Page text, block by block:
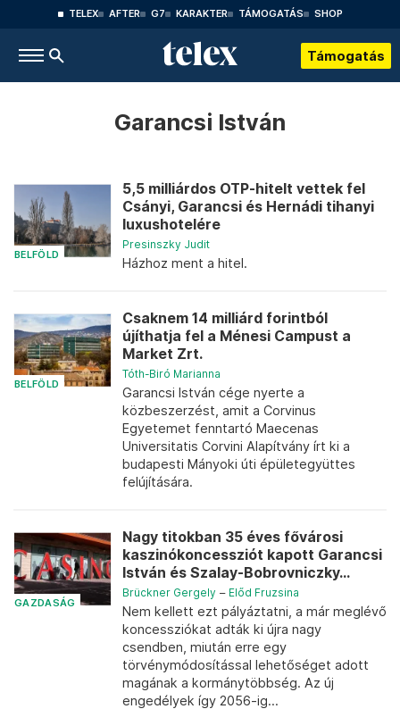
TELEX AFTER G7 KARAKTER TÁMOGATÁS SHOP
Támogatás
Garancsi István
BELFÖLD
5,5 milliárdos OTP-hitelt vettek fel
Csányi, Garancsi és Hernádi tihanyi
luxushotelére
Presinszky Judit
Házhoz ment a hitel.
BELFÖLD
Csaknem 14 milliárd forintból
újíthatja fel a Ménesi Campust a
Market Zrt.
Tóth-Biró Marianna
Garancsi István cége nyerte a
közbeszerzést, amit a Corvinus
Egyetemet fenntartó Maecenas
Universitatis Corvini Alapítvány írt ki a
budapesti Mányoki úti épületegyüttes
felújítására.
GAZDASÁG
Nagy titokban 35 éves fővárosi
kaszinókoncessziót kapott Garancsi
István és Szalay-Bobrovniczky...
Brückner Gergely – Előd Fruzsina
Nem kellett ezt pályáztatni, a már meglévő
koncessziókat adták ki újra nagy
csendben, miután erre egy
törvénymódosítással lehetőséget adott
magának a kormánytöbbség. Az új
engedélyek így 2056-ig...